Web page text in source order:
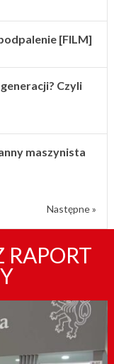
[FILM]
Czyli
maszynista
Następne »
RAPORT